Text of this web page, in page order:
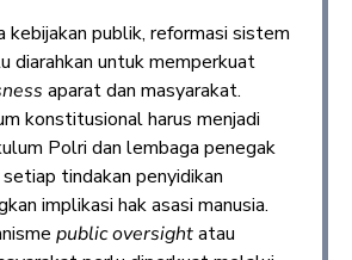
kebijakan publik, reformasi sistem
diarahkan untuk memperkuat
aparat dan masyarakat.
konstitusional harus menjadi
Polri dan lembaga penegak
tindakan penyidikan
implikasi hak asasi manusia.
public oversightatau